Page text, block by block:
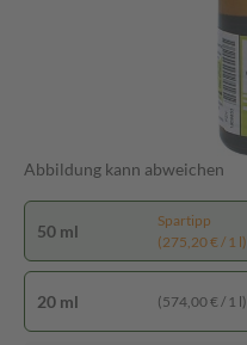
Abbildung kann abweichen
50 ml
Spartipp
(275,20 € / 1 l)
20 ml (574,00 € / 1 l)